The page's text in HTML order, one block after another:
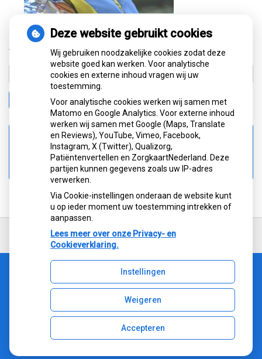
« Terug naar het overzicht
Zoeken
Spoed
0900-8602
de
Uw Zorg Online|Beheer
Bezoek
Instagram
pagina
Cookie-instellingen
Deze website gebruikt cookies
Wij gebruiken noodzakelijke cookies zodat deze
website goed kan werken. Voor analytische
cookies en externe inhoud vragen wij uw
toestemming.
Voor analytische cookies werken wij samen met
Matomo en Google Analytics. Voor externe inhoud
werken wij samen met Google (Maps, Translate
en Reviews), YouTube, Vimeo, Facebook,
Instagram, X (Twitter), Qualizorg,
Patiëntenvertellen en ZorgkaartNederland. Deze
partijen kunnen gegevens zoals uw IP-adres
verwerken.
Via Cookie-instellingen onderaan de website kunt
u op ieder moment uw toestemming intrekken of
aanpassen.
Lees meer over onze Privacy- en
Cookieverklaring.
Instellingen
Weigeren
Accepteren